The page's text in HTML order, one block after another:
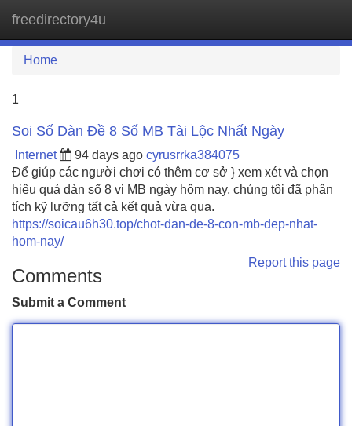
freedirectory4u
Home
1
Soi Số Dàn Đề 8 Số MB Tài Lộc Nhất Ngày
Internet 94 days ago cyrusrrka384075
Để giúp các người chơi có thêm cơ sở } xem xét và chọn
hiệu quả dàn số 8 vị MB ngày hôm nay, chúng tôi đã phân
tích kỹ lưỡng tất cả kết quả vừa qua.
https://soicau6h30.top/chot-dan-de-8-con-mb-dep-nhat-
hom-nay/
Report this page
Comments
Submit a Comment